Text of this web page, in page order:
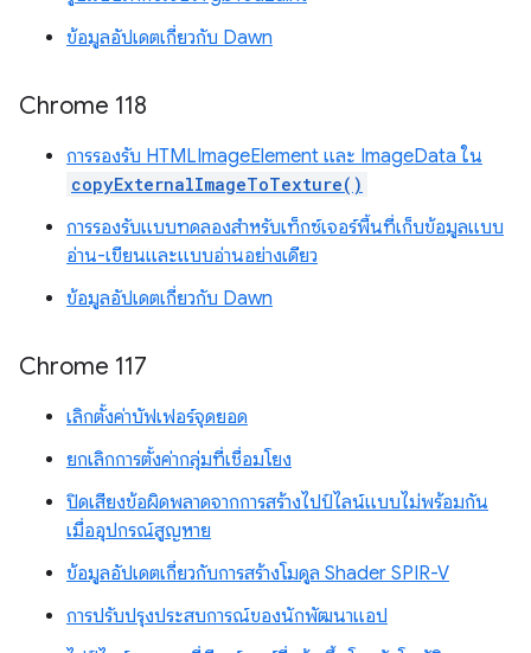
ข้อมูลอัปเดตเกี่ยวกับ Dawn
Chrome 118
การรองรับ HTMLImageElement และ ImageData ใน
copyExternalImageToTexture()
การรองรับแบบทดลองสำหรับเท็กซ์เจอร์พื้นที่เก็บข้อมูลแบบ
อ่าน-เขียนและแบบอ่านอย่างเดียว
ข้อมูลอัปเดตเกี่ยวกับ Dawn
Chrome 117
เลิกตั้งค่าบัฟเฟอร์จุดยอด
ยกเลิกการตั้งค่ากลุ่มที่เชื่อมโยง
ปิดเสียงข้อผิดพลาดจากการสร้างไปป์ไลน์แบบไม่พร้อมกัน
เมื่ออุปกรณ์สูญหาย
ข้อมูลอัปเดตเกี่ยวกับการสร้างโมดูล Shader SPIR-V
การปรับปรุงประสบการณ์ของนักพัฒนาแอป